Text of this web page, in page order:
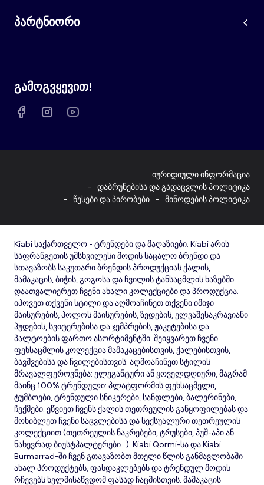
პარტნიორი
გამოგვყევით!
იურიდიული ინფორმაცია
დაბრუნებისა და გადაცვლის პოლიტიკა
წესები და პირობები
მიწოდების პოლიტიკა
Kiabi საქართველო - ტრენდები და მაღაზიები. Kiabi არის
საფრანგეთის უმსხვილესი მოდის საცალო ბრენდი და
სთავაზობს საკუთარი ბრენდის პროდუქციას ქალის,
მამაკაცის, ბიჭის, გოგოსა და ჩვილის ტანსაცმლის ხაზებში.
დაათვალიერეთ ჩვენი ახალი კოლექციები და პროდუქცია.
იპოვეთ თქვენი სტილი და აღმოაჩინეთ თქვენი იმიჯი
მაისურების, პოლოს მაისურების, ზედების, ელვაშესაკრავიანი
ჰუდების, სვიტერებისა და ჯემპრების, ჟაკეტებისა და
პალტოების ფართო ასორტიმენტში. შეიყვარეთ ჩვენი
ფეხსაცმლის კოლექცია მამაკაცებისთვის, ქალებისთვის,
ბავშვებისა და ჩვილებისთვის. აღმოაჩინეთ სტილის
მრავალფეროვნება: ელეგანტური ან ყოველდღიური, მაგრამ
მაინც 100% ტრენდული: პლატფორმის ფეხსაცმელი,
ტუმბოები, ტრენდული სნიკერები, სანდლები, ბალერინები,
ჩექმები. ეწვიეთ ჩვენს ქალის თეთრეულის განყოფილებას და
მოხიბლეთ ჩვენი საცვლებისა და სექსუალური თეთრეულის
კოლექციით (თეთრეულის ნაკრებები, ტრუსები, პუშ-აპი ან
ნახევრად ბიუსტჰალტერები...). Kiabi Qormi-სა და Kiabi
Burmarrad-ში ჩვენ გთავაზობთ მთელი წლის განმავლობაში
ახალ პროდუქტებს, ფასდაკლებებს და ტრენდულ მოდის
რჩევებს ხელმისაწვდომ ფასად ჩაცმისთვის. მამაკაცის